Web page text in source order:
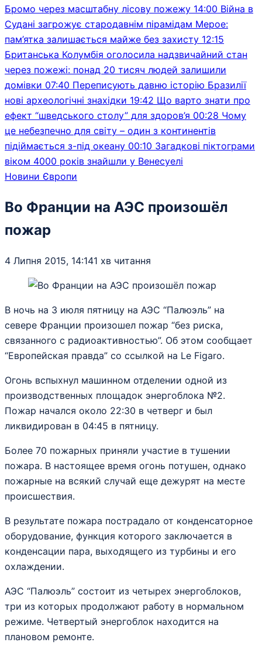
Бромо через масштабну лісову пожежу 14:00 Війна в
Судані загрожує стародавнім пірамідам Мерое:
пам’ятка залишається майже без захисту 12:15
Британська Колумбія оголосила надзвичайний стан
через пожежі: понад 20 тисяч людей залишили
домівки 07:40 Переписують давню історію Бразилії
нові археологічні знахідки 19:42 Що варто знати про
ефект “шведського столу” для здоров’я 00:28 Чому
це небезпечно для світу – один з континентів
підіймається з-під океану 00:10 Загадкові піктограми
віком 4000 років знайшли у Венесуелі
Новини Європи
Во Франции на АЭС произошёл
пожар
4 Липня 2015, 14:141 хв читання
В ночь на 3 июля пятницу на АЭС “Палюэль” на
севере Франции произошел пожар “без риска,
связанного с радиоактивностью”. Об этом сообщает
“Европейская правда” со ссылкой на Le Figaro.
Огонь вспыхнул машинном отделении одной из
производственных площадок энергоблока №2.
Пожар начался около 22:30 в четверг и был
ликвидирован в 04:45 в пятницу.
Более 70 пожарных приняли участие в тушении
пожара. В настоящее время огонь потушен, однако
пожарные на всякий случай еще дежурят на месте
происшествия.
В результате пожара пострадало от конденсаторное
оборудование, функция которого заключается в
конденсации пара, выходящего из турбины и его
охлаждении.
АЭС “Палюэль” состоит из четырех энергоблоков,
три из которых продолжают работу в нормальном
режиме. Четвертый энергоблок находится на
плановом ремонте.